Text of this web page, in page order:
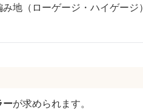
地（ローゲージ・ハイゲージ
ーが求められます。